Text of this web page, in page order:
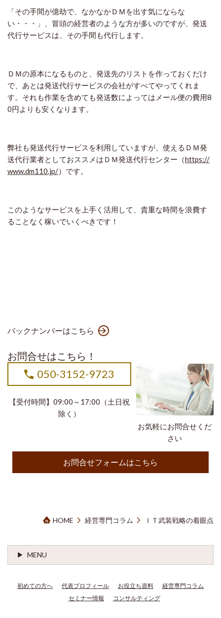
「その手間が億劫で、なかなかＤＭを出す気にならな
い・・・」、冒頭の経営者のような方が多いのですが、発送
代行サービスは、その手間も代行します。
ＤＭの原本になるものと、発送先のリストを作っておくだけ
で、あとは発送代行サービスの会社がすべてやってくれま
す。それも作業を含めても発送数によってはメール便の費用8
0円よりも安くなります。
弊社も発送代行サービスを利用していますが、使えるＤＭ発
送代行業者としておススメはＤＭ発送代行センター（https://
www.dm110.jp/）です。
このようなサービスを上手く活用して、貴重な時間を浪費す
ることなく稼いでいくべきです！
バックナンバーはこちら
お問合せはこちら！
お気軽にお問合せくだ
さい
050-3152-9723
【受付時間】09:00～17:00（土日祝
除く）
お問合せフォームはこちら
HOME 経営専門コラム ＩＴ武装戦略の着眼点
MENU
初めての方へ 代表プロフィール お役立ち資料
経営専門コラム
セミナー情報
コンサルティング